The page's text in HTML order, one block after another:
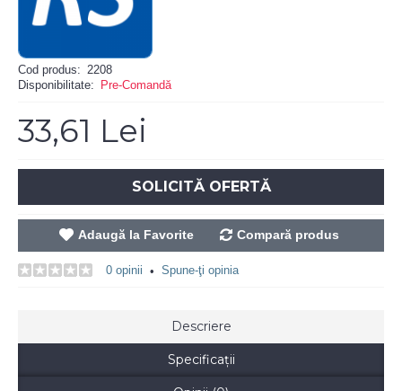
Cod produs: 2208
Disponibilitate:
Pre-Comandă
33,61 Lei
SOLICITĂ OFERTĂ
Adaugă la Favorite Compară produs
0 opinii • Spune-ţi opinia
Descriere
Specificaţii